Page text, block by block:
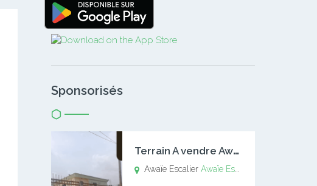
Sponsorisés
T
errain A vendre Awaïe Escalier
Awaïe EscalierAwaïe Escalier